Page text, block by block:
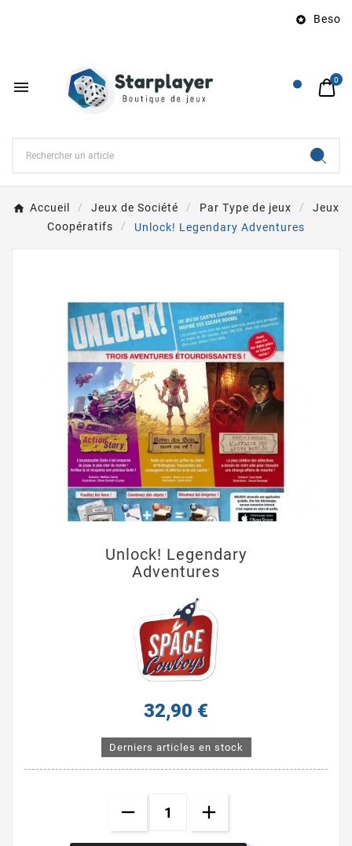
 Besoin
 0
Accueil Jeux de Société Par Type de jeux
Jeux
Coopératifs
Unlock! Legendary Adventures
Unlock! Legendary
Adventures
32,90 €
Derniers articles en stock